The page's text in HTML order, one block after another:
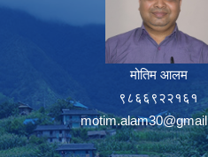
मोतिम आलम
९८६६९२२१६१